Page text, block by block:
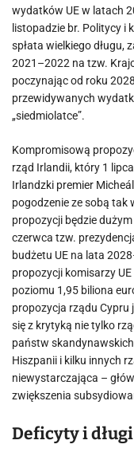
wydatków UE w latach
listopadzie br. Politycy i
spłata wielkiego długu,
2021–2022 na tzw.
poczynając od roku
przewidywanych
„siedmiolatce”.
Kompromisową
rząd Irlandii, który 1
Irlandzki premier
pogodzenie ze sobą tak
propozycji będzie
czerwca tzw.
budżetu UE na lata
propozycji komisarzy
poziomu 1,95 biliona
propozycja rządu Cypru
się z krytyką nie tylko
państw
Hiszpanii i kilku innych
niewystarczająca –
zwiększenia
Deficyty i długi